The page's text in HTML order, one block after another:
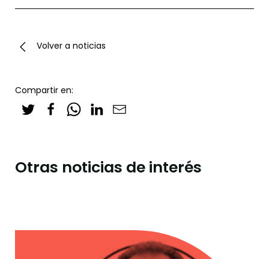
Volver a noticias
Compartir en:
Otras noticias de interés